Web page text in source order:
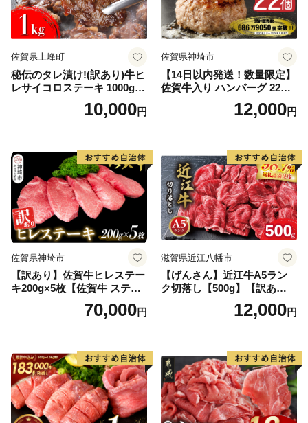
佐賀県上峰町
秘伝のタレ漬け!(訳あり)牛ヒ
レサイコロステーキ 1000g
10,000円
佐賀県神埼市
【14日以内発送！数量限定】
佐賀牛入り ハンバーグ 22個
2.6kg(120g×22個)【佐賀牛
黒毛和牛 ブランド牛 九州 ハ
気】(H083106)
12,000円
佐賀県神埼市
【訳あり】佐賀牛ヒレステー
キ200g×5枚【佐賀牛 ステー
キ ブランド肉 ヒレ肉 フィレ
肉 ジューシー ヘルシー】(H0
70,000円
滋賀県近江八幡市
【げんさん】近江牛A5ラン
ク切落し【500g】【訳あり】
12,000円